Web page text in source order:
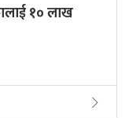
१० लाख